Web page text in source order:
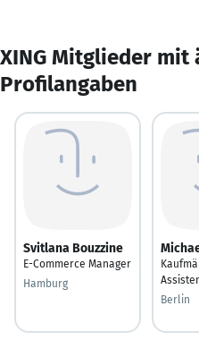
XING Mitglieder mit
Profilangaben
Svitlana Bouzzine
E-Commerce Manager
Hamburg
Berlin